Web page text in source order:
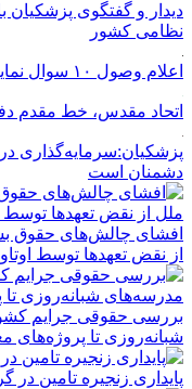
دیدار و گفتگوی پزشکیان
نظامی کشور
اعلام وصول ۱۰ سوال نمایندگان مجلس از وزرا
اتحاد مقدس، خط مقدم
پزشکیان:سرمایه‌گذاری
دشمنان است
افشای چالش‌های حقوق
از نقض تعهد‌ها توسط اوتاوا
بررسی حقوقی جرایم
شبانه‌روزی تا پروژه‌های
پایداری زنجیره تامین